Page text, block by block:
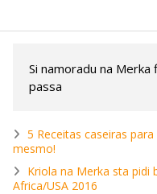
Si namoradu na
passa
5 Receitas caseiras
mesmo!
Kriola na Merka sta pidi
Africa/USA 2016